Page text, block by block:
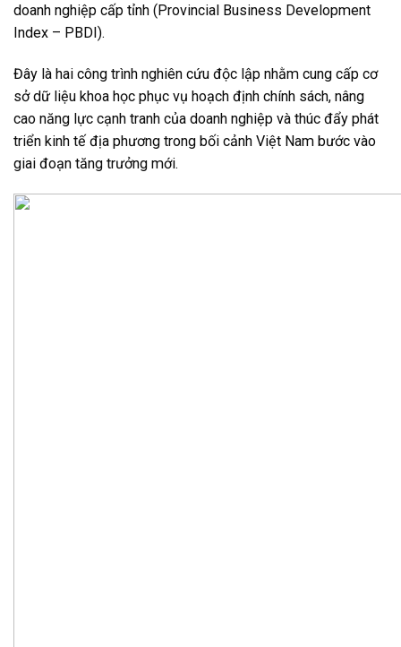
doanh nghiệp cấp tỉnh (Provincial Business Development
Index – PBDI).
Đây là hai công trình nghiên cứu độc lập nhằm cung cấp cơ
sở dữ liệu khoa học phục vụ hoạch định chính sách, nâng
cao năng lực cạnh tranh của doanh nghiệp và thúc đẩy phát
triển kinh tế địa phương trong bối cảnh Việt Nam bước vào
giai đoạn tăng trưởng mới.